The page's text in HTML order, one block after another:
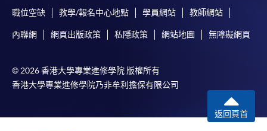
職位空缺 教學/報名中心地點 學員網站 教師網站
內聯網 網頁出版政策 私隱政策 網站地圖 無障礙網頁
© 2026 香港大學專業進修學院 版權所有
香港大學專業進修學院乃非牟利擔保有限公司
返回頁首